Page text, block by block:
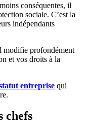
conséquentes, il
sociale. C’est la
indépendants
modifie profondément
et vos droits à la
entreprise qui
chefs